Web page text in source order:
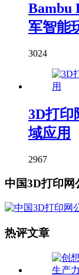
Bambu
军智能
3024
3D打印
域应用
2967
中国3D打印网
热评文章